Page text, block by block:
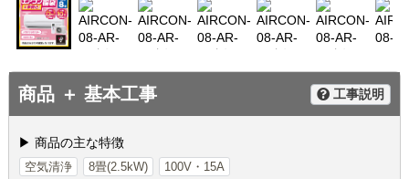
商品 ＋ 基本工事 工事説明
▶ 商品の主な特徴
空気清浄 8畳(2.5kW) 100V・15A